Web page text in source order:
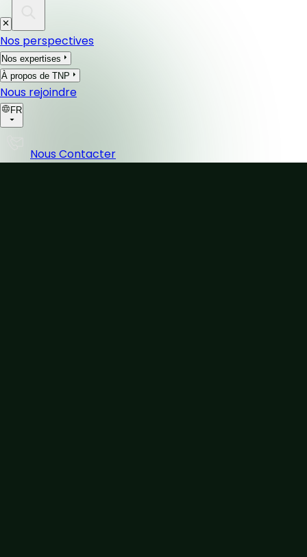
Nos perspectives
Nos expertises
À propos de TNP
Nous rejoindre
FR
Nous Contacter